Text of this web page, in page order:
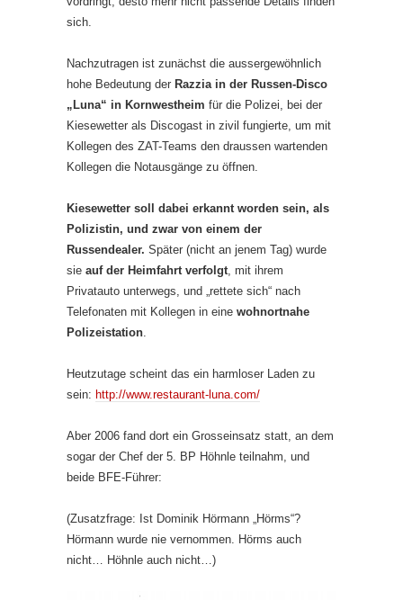
sich.
Nachzutragen ist zunächst die aussergewöhnlich
hohe Bedeutung der Razzia in der Russen-Disco
„Luna“ in Kornwestheim für die Polizei, bei der
Kiesewetter als Discogast in zivil fungierte, um mit
Kollegen des ZAT-Teams den draussen wartenden
Kollegen die Notausgänge zu öffnen.
Kiesewetter soll dabei erkannt worden sein, als
Polizistin, und zwar von einem der
Russendealer. Später (nicht an jenem Tag) wurde
sie auf der Heimfahrt verfolgt, mit ihrem
Privatauto unterwegs, und „rettete sich“ nach
Telefonaten mit Kollegen in eine wohnortnahe
Polizeistation.
Heutzutage scheint das ein harmloser Laden zu
sein: http://www.restaurant-luna.com/
Aber 2006 fand dort ein Grosseinsatz statt, an dem
sogar der Chef der 5. BP Höhnle teilnahm, und
beide BFE-Führer:
(Zusatzfrage: Ist Dominik Hörmann „Hörms“?
Hörmann wurde nie vernommen. Hörms auch
nicht… Höhnle auch nicht…)